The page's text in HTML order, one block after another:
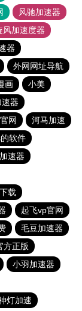
风驰加速器
风加速度器
器
外网网址导航
画
小美
器
网
河马加速
软件
速器
载
起飞vp官网
毛豆加速器
方正版
小羽加速器
灯加速